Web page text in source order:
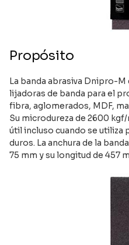
Propósito
La banda abrasiva Dnipro-
lijadoras de banda para el
fibra, aglomerados, MDF,
Su microdureza de 2600
útil incluso cuando se utiliza
duros. La anchura de la
75 mm y su longitud de 457